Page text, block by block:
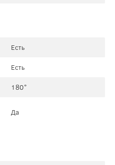
Есть
Есть
180°
Да